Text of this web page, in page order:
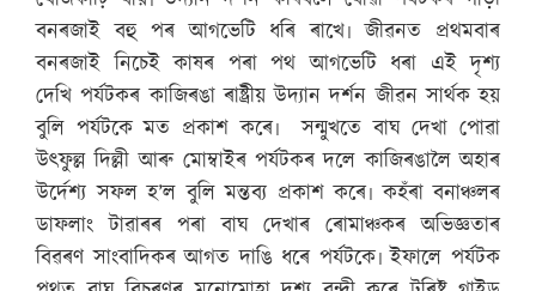
বনৰজাই বহু পৰ আগভেটি ধৰি ৰাখে৷ জীৱনত প্ৰথমবাৰ
বনৰজাই নিচেই কাষৰ পৰা পথ আগভেটি ধৰা এই দৃশ্য
দেখি পৰ্যটকৰ কাজিৰঙা ৰাষ্ট্ৰীয় উদ্যান দৰ্শন জীৱন সাৰ্থক হয়
বুলি পৰ্যটকে মত প্ৰকাশ কৰে৷ সন্মুখতে বাঘ দেখা পোৱা
উৎফুল্ল দিল্লী আৰু মোম্বাইৰ পৰ্যটকৰ দলে কাজিৰঙালৈ অহাৰ
উৰ্দেশ্য সফল হ’ল বুলি মন্তব্য প্ৰকাশ কৰে৷ কহঁৰা বনাঞ্চলৰ
ডাফলাং টাৱাৰৰ পৰা বাঘ দেখাৰ ৰোমাঞ্চকৰ অভিজ্ঞতাৰ
বিৱৰণ সাংবাদিকৰ আগত দাঙি ধৰে পৰ্যটকে৷ ইফালে পৰ্যটক